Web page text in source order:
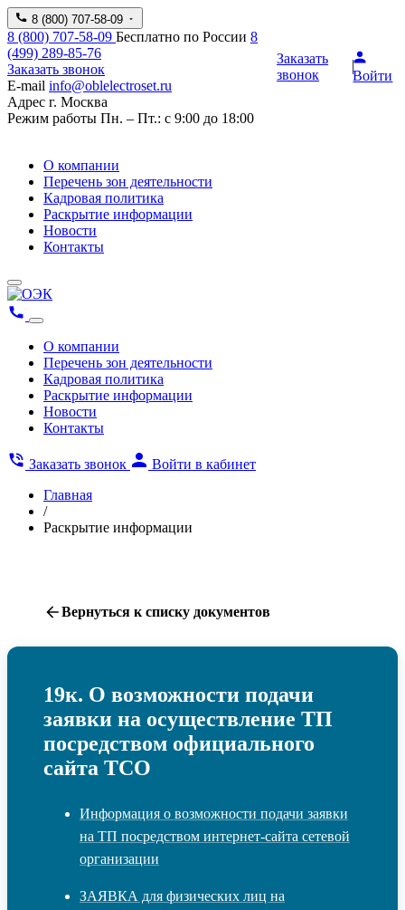
8 (800) 707-58-09
8 (800) 707-58-09 Бесплатно по России 8
(499) 289-85-76
Заказать звонок
E-mail info@oblelectroset.ru
Адрес г. Москва
Режим работы Пн. – Пт.: с 9:00 до 18:00
Заказать
звонок
Войти
О компании
Перечень зон деятельности
Кадровая политика
Раскрытие информации
Новости
Контакты
О компании
Перечень зон деятельности
Кадровая политика
Раскрытие информации
Новости
Контакты
Заказать звонок
Войти в кабинет
Главная
/
Раскрытие информации
Вернуться к списку документов
19к. О возможности подачи
заявки на осуществление ТП
посредством официального
сайта ТСО
Информация о возможности подачи заявки
на ТП посредством интернет-сайта сетевой
организации
ЗАЯВКА для физических лиц на